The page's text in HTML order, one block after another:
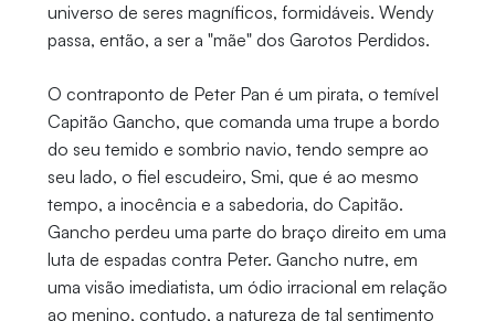
universo de seres magníficos, formidáveis. Wendy
passa, então, a ser a "mãe" dos Garotos Perdidos.
O contraponto de Peter Pan é um pirata, o temível
Capitão Gancho, que comanda uma trupe a bordo
do seu temido e sombrio navio, tendo sempre ao
seu lado, o fiel escudeiro, Smi, que é ao mesmo
tempo, a inocência e a sabedoria, do Capitão.
Gancho perdeu uma parte do braço direito em uma
luta de espadas contra Peter. Gancho nutre, em
uma visão imediatista, um ódio irracional em relação
ao menino, contudo, a natureza de tal sentimento